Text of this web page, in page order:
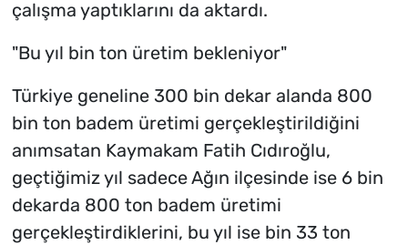
çalışma yaptıklarını da aktardı.
"Bu yıl bin ton üretim bekleniyor"
Türkiye geneline 300 bin dekar alanda 800
bin ton badem üretimi gerçekleştirildiğini
anımsatan Kaymakam Fatih Cıdıroğlu,
geçtiğimiz yıl sadece Ağın ilçesinde ise 6 bin
dekarda 800 ton badem üretimi
gerçekleştirdiklerini, bu yıl ise bin 33 ton